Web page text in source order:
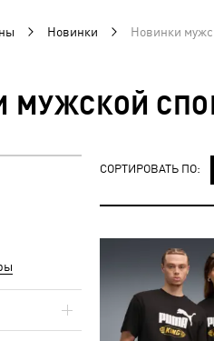
Новинки Новинки
МУЖСКОЙ
СОРТИРОВАТЬ ПО: